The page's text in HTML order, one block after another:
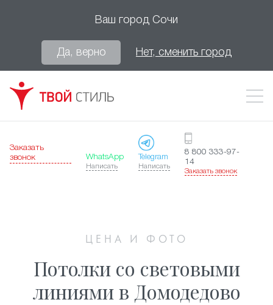
Ваш город Сочи
Да, верно Нет, сменить город
Заказать
звонок
WhatsApp
Написать
Telegram
Написать
8 800 333-97-
14
Заказать звонок
ЦЕНА И ФОТО
Потолки со световыми
линиями в Домодедово